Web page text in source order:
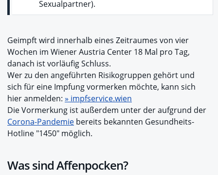
Sexualpartner).
Geimpft wird innerhalb eines Zeitraumes von vier
Wochen im Wiener Austria Center 18 Mal pro Tag,
danach ist vorläufig Schluss.
Wer zu den angeführten Risikogruppen gehört und
sich für eine Impfung vormerken möchte, kann sich
hier anmelden: » impfservice.wien
Die Vormerkung ist außerdem unter der aufgrund der
Corona-Pandemie bereits bekannten Gesundheits-
Hotline "1450" möglich.
Was sind Affenpocken?